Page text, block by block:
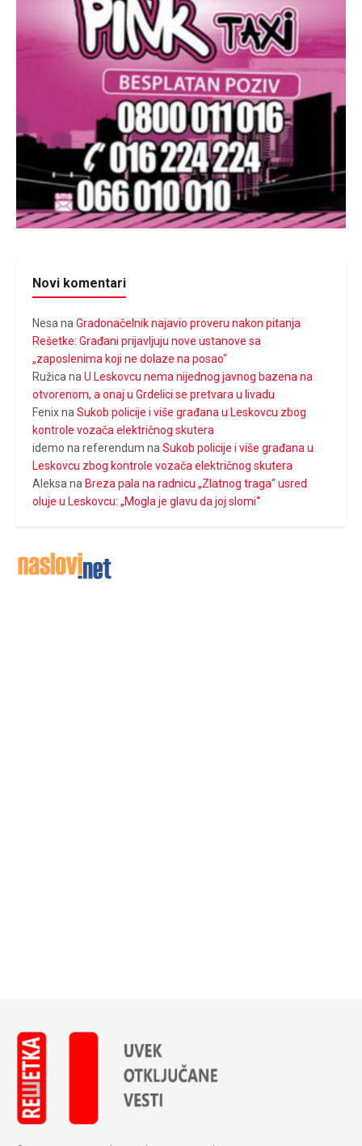
Novi komentari
NesanaGradonačelnik najavio proveru nakon pitanja
Rešetke: Građani prijavljuju nove ustanove sa
„zaposlenima koji ne dolaze na posao“
RužicanaU Leskovcu nema nijednog javnog bazena na
otvorenom, a onaj u Grdelici se pretvara u livadu
FenixnaSukob policije i više građana u Leskovcu zbog
kontrole vozača električnog skutera
idemo na referendum naSukob policije i više građana u
Leskovcu zbog kontrole vozača električnog skutera
Aleksana Breza pala na radnicu „Zlatnog traga“ usred
oluje u Leskovcu: „Mogla je glavu da joj slomi“